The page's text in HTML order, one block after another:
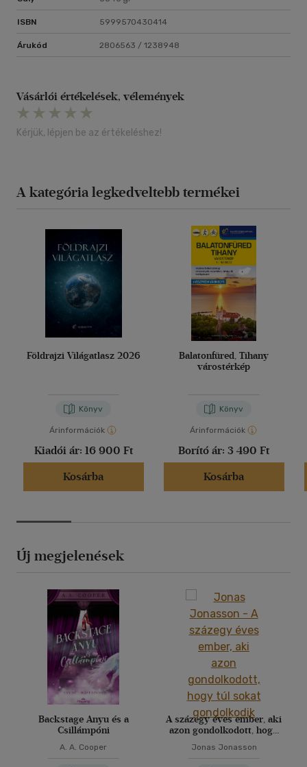
ISBN 5999570430414
Árukód 2806563 / 1238948
Vásárlói értékelések, vélemények
Kérjük, lépjen be az értékeléshez!
A kategória legkedveltebb termékei
Földrajzi Világatlasz 2026
Könyv
Árinformációk
Kiadói ár: 16 900 Ft
Kosárba
Balatonfüred, Tihany
várostérkép
Könyv
Árinformációk
Borító ár: 3 490 Ft
Kosárba
Új megjelenések
Backstage Anyu és a
Csillámpóni
A. A. Cooper
A százegy éves ember, aki
azon gondolkodott, hogy
Jonas Jonasson